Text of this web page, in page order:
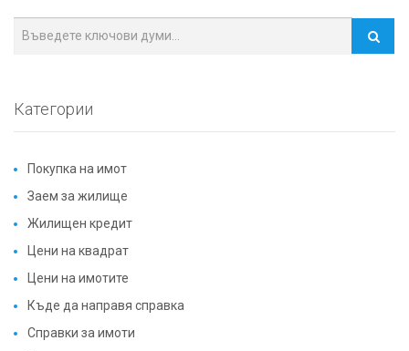
Категории
Покупка на имот
Заем за жилище
Жилищен кредит
Цени на квадрат
Цени на имотите
Къде да направя справка
Справки за имоти